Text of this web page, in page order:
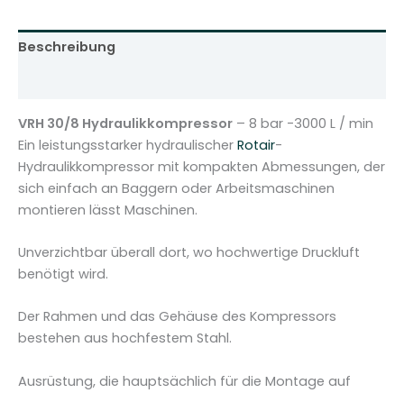
V
R
0
/
8
-
8
a
r
3
0
0
Beschreibung
VRH 30/8 Hydraulikkompressor – 8 bar -3000 L / min
Ein leistungsstarker hydraulischer Rotair-
Hydraulikkompressor mit kompakten Abmessungen, der
sich einfach an Baggern oder Arbeitsmaschinen
montieren lässt Maschinen.
Unverzichtbar überall dort, wo hochwertige Druckluft
benötigt wird.
Der Rahmen und das Gehäuse des Kompressors
bestehen aus hochfestem Stahl.
Ausrüstung, die hauptsächlich für die Montage auf